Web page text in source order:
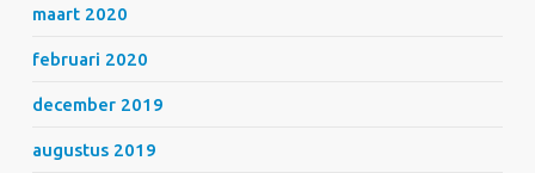
maart 2020
februari 2020
december 2019
augustus 2019